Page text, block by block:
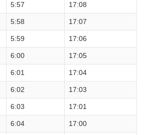
5:57 17:08
5:58 17:07
5:59 17:06
6:00 17:05
6:01 17:04
6:02 17:03
6:03 17:01
6:04 17:00